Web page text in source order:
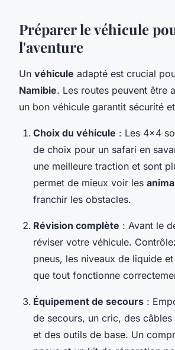
Préparer le véhicule
l'aventure
Un véhicule adapté est crucial
Namibie. Les routes peuvent être
un bon véhicule garantit sécurité
Choix du véhicule : Les 4x4
de choix pour un safari en
une meilleure traction et sont
permet de mieux voir les
franchir les obstacles.
Révision complète : Avant le
réviser votre véhicule.
pneus, les niveaux de liquide
que tout fonctionne
Équipement de secours :
de secours, un cric, des
et des outils de base. Un